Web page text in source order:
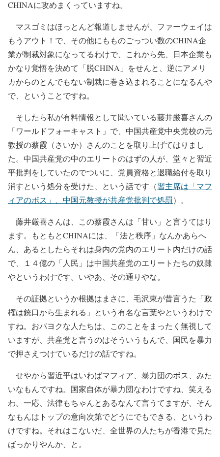
CHINAに攻めまくっていますね。
マスゴミはほっとんど報道しませんが、ファーウェイは
もうアウト！で、その他にもものごっつい数のCHINA企
業が制裁対象になってるわけで、これから先、日本企業も
かなり覚悟を決めて「脱CHINA」をせんと、逆にアメリ
カからのとんでもない制裁に巻き込まれることになるんや
で、ということですね。
そしたら私が有料情報として聞いている藤井厳喜さんの
「ワールドフォーキャスト」で、中国共産党中央党校の元
教授の蔡霞（さいか）さんのことを取り上げてはりまし
た。中国共産党の中のエリートのはずの人が、堂々と習近
平批判をしていたのでついに、党員資格と退職給付を取り
消すという処分を受けた、という話です（習主席は「マフ
ィアのボス」、中国元教授が共産党批判で処罰）。
藤井厳喜さんは、この蔡霞さんは「甘い」と言うてはり
ます。もともとCHINAには、「法と秩序」なんかあらへ
ん、あるとしたらそれは身内の党内のエリート内だけの話
で、１４億の「人民」は中国共産党のエリートたちの奴隷
やというわけです。いやあ、その通りやな。
その証拠というか根拠はまさに、毛沢東が昔言うた「政
権は銃口から生まれる」という有名な言葉やというわけで
すね。おパヨクな人たちは、このことをまったく無視して
いますが、共産党と言うのはそういうもんで、国民を暴力
で押さえつけているだけの話ですね。
せやから習近平はいわばマフィア、暴力団のボス、みた
いなもんですね。国家自体が暴力団なわけですね、笑える
わ。一応、法律もちゃんとあるなんて言うてますが、そん
なもんはトップの意向次第でどうにでもできる、というわ
けですね。それはこないだ、全世界の人たちが香港で見た
ばっかりやんか、と。